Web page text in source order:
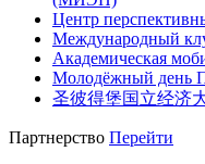
Центр
Международный
Академическая
Молодёжный
圣彼得堡国立经济
Партнерство Перейти